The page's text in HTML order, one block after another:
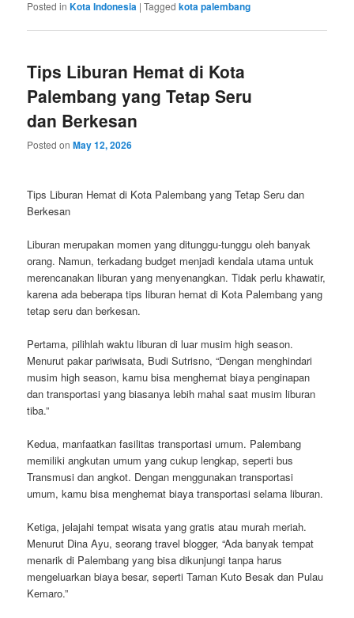
Posted in Kota Indonesia |Tagged kota palembang
Tips Liburan Hemat di Kota
Palembang yang Tetap Seru
dan Berkesan
Posted onMay 12, 2026
Tips Liburan Hemat di Kota Palembang yang Tetap Seru dan
Berkesan
Liburan merupakan momen yang ditunggu-tunggu oleh banyak
orang. Namun, terkadang budget menjadi kendala utama untuk
merencanakan liburan yang menyenangkan. Tidak perlu khawatir,
karena ada beberapa tips liburan hemat di Kota Palembang yang
tetap seru dan berkesan.
Pertama, pilihlah waktu liburan di luar musim high season.
Menurut pakar pariwisata, Budi Sutrisno, “Dengan menghindari
musim high season, kamu bisa menghemat biaya penginapan
dan transportasi yang biasanya lebih mahal saat musim liburan
tiba.”
Kedua, manfaatkan fasilitas transportasi umum. Palembang
memiliki angkutan umum yang cukup lengkap, seperti bus
Transmusi dan angkot. Dengan menggunakan transportasi
umum, kamu bisa menghemat biaya transportasi selama liburan.
Ketiga, jelajahi tempat wisata yang gratis atau murah meriah.
Menurut Dina Ayu, seorang travel blogger, “Ada banyak tempat
menarik di Palembang yang bisa dikunjungi tanpa harus
mengeluarkan biaya besar, seperti Taman Kuto Besak dan Pulau
Kemaro.”